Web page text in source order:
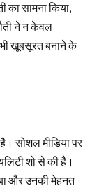
का सामना किया,
ने न केवल
भी खूबसूरत बनाने के
है। सोशल मीडिया पर
शो से की है।
और उनकी मेहनत